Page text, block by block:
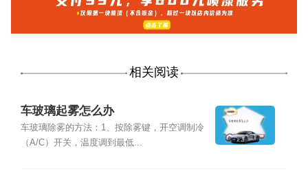
相关阅读
车玻璃起雾怎么办
车玻璃除雾的方法：1、按除雾键，开空调制冷
（A/C）开关，温度调到最低...